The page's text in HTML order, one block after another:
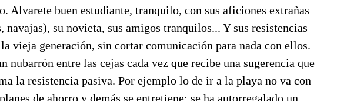
Alvarete buen estudiante, tranquilo, con sus aficiones extrañas
su novieta, sus amigos tranquilos... Y sus resistencias
vieja generación, sin cortar comunicación para nada con ellos.
nubarrón entre las cejas cada vez que recibe una sugerencia que
la resistencia pasiva. Por ejemplo lo de ir a la playa no va con
de ahorro y demás se entretiene; se ha autorregalado un